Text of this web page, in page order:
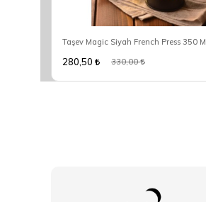
Taşev Magic Siyah French Press 350 Ml
280,50 330,00